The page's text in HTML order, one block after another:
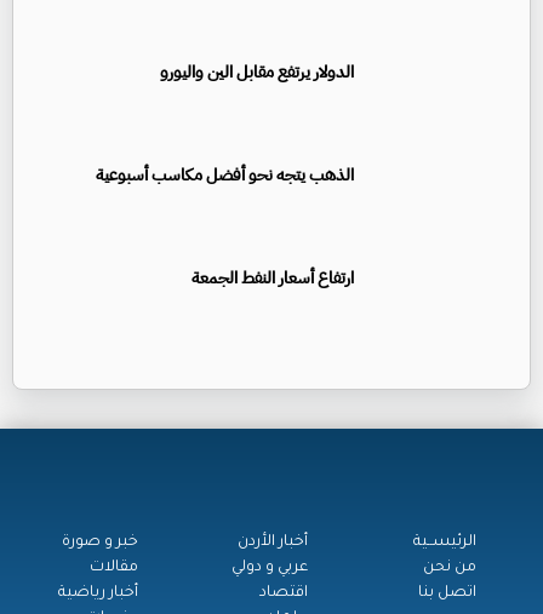
الدولار يرتفع مقابل الين واليورو
الذهب يتجه نحو أفضل مكاسب أسبوعية
ارتفاع أسعار النفط الجمعة
الرئيســية
من نحن
اتصل بنا
أخبار الأردن
عربي و دولي
اقتصاد
خبر و صورة
مقالات
أخبار رياضية